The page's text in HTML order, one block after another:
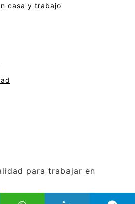
casa y trabajo
para trabajar en